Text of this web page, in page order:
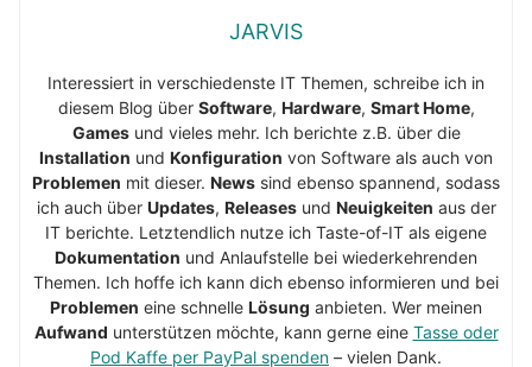
JARVIS
Interessiert in verschiedenste IT Themen, schreibe ich in
diesem Blog über Software, Hardware, Smart Home,
Gamesund vieles mehr. Ich berichte z.B. über die
Installation und Konfiguration von Software als auch von
Problemen mit dieser. News sind ebenso spannend, sodass
ich auch über Updates, Releasesund Neuigkeiten aus der
IT berichte. Letztendlich nutze ich Taste-of-IT als eigene
Dokumentation und Anlaufstelle bei wiederkehrenden
Themen. Ich hoffe ich kann dich ebenso informieren und bei
Problemen eine schnelle Lösung anbieten. Wer meinen
Aufwand unterstützen möchte, kann gerne eine Tasse oder
Pod Kaffe per PayPal spenden – vielen Dank.